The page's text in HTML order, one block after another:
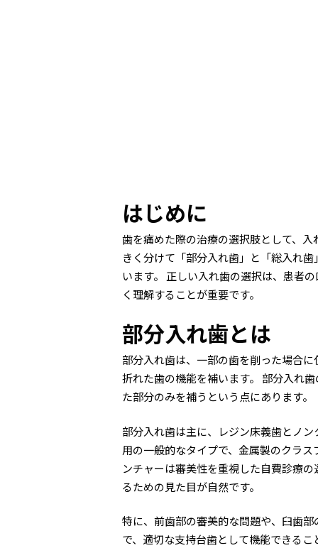
はじめに
歯を痛めた際の治療の選択肢として、
きく分けて「部分入れ歯」と「総入れ
います。 正しい入れ歯の選択は、患者
く理解することが重要です。
部分入れ歯とは
部分入れ歯は、一部の歯を削った場合
折れた歯の機能を補います。 部分入れ
た部分のみを補うという点にあります。
部分入れ歯は主に、レジン床義歯とノ
用の一般的なタイプで、金属製のクラ
ンチャーは審美性を重視した自費診療
るための見た目が自然です。
特に、前歯部の審美的な問題や、臼歯
で、適切な支持台歯として機能できる